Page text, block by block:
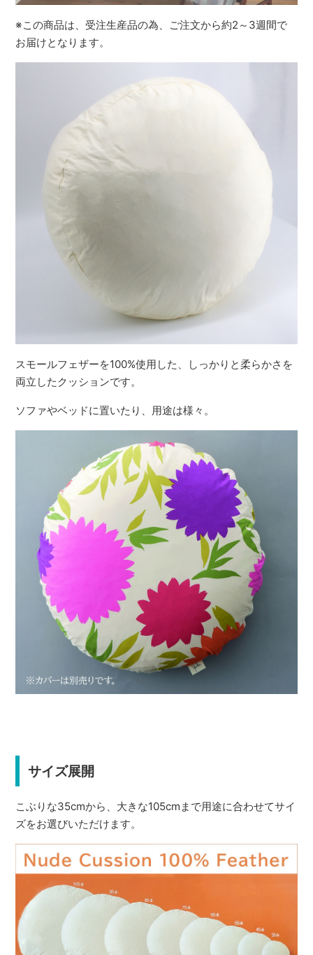
※この商品は、受注生産品の為、ご注文から約2～3週間で
お届けとなります。
スモールフェザーを100%使用した、しっかりと柔らかさを
両立したクッションです。
ソファやベッドに置いたり、用途は様々。
サイズ展開
こぶりな35cmから、大きな105cmまで用途に合わせてサイ
ズをお選びいただけます。